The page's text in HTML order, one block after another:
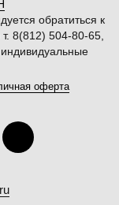
обратиться к
8(812) 504-80-65,
оферта